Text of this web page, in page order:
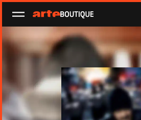
Ouvrir le menu